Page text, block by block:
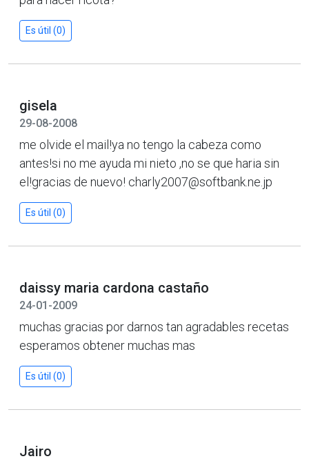
Es útil (0)
gisela
29-08-2008
me olvide el mail!ya no tengo la cabeza como
antes!si no me ayuda mi nieto ,no se que haria sin
el!gracias de nuevo! charly2007@softbank.ne.jp
Es útil (0)
daissy maria cardona castaño
24-01-2009
muchas gracias por darnos tan agradables recetas
esperamos obtener muchas mas
Es útil (0)
Jairo